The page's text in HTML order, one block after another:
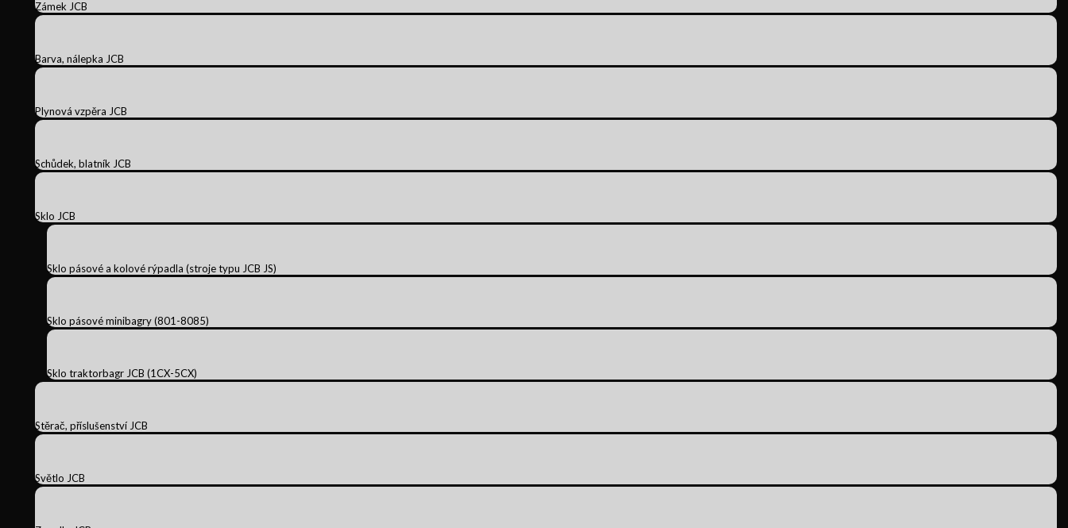
Zámek JCB
Barva, nálepka JCB
Plynová vzpěra JCB
Schůdek, blatník JCB
Sklo JCB
Sklo pásové a kolové rýpadla (stroje typu JCB JS)
Sklo pásové minibagry (801-8085)
Sklo traktorbagr JCB (1CX-5CX)
Stěrač, příslušenství JCB
Světlo JCB